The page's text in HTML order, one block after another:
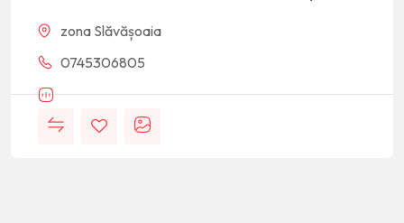
zona Slăvășoaia
0745306805